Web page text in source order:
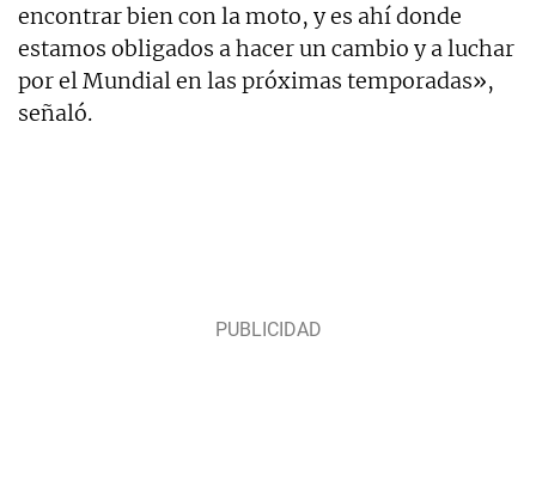
encontrar bien con la moto, y es ahí donde
estamos obligados a hacer un cambio y a luchar
por el Mundial en las próximas temporadas»,
señaló.